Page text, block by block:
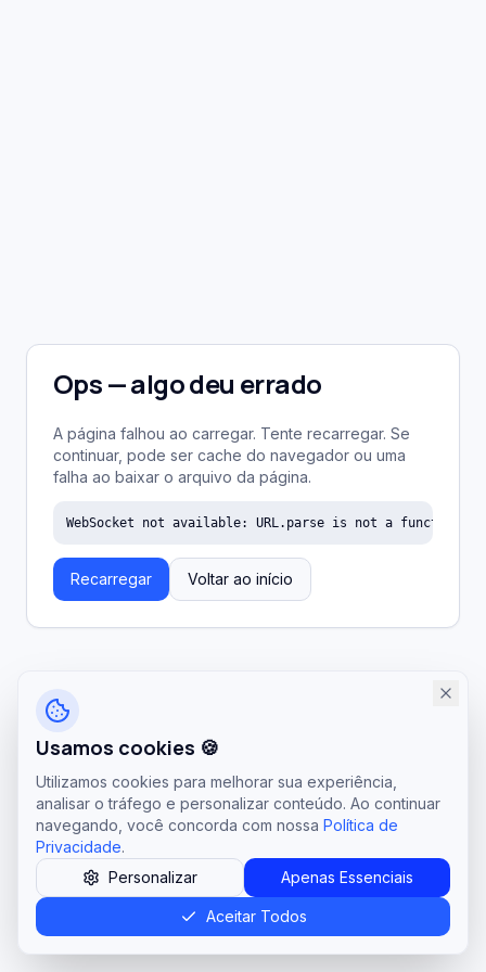
Ops — algo deu errado
A página falhou ao carregar. Tente recarregar. Se
continuar, pode ser cache do navegador ou uma
falha ao baixar o arquivo da página.
WebSocket not available: URL.parse is not a function
Recarregar Voltar ao início
Usamos cookies 🍪
Utilizamos cookies para melhorar sua experiência,
analisar o tráfego e personalizar conteúdo. Ao continuar
navegando, você concorda com nossa Política de
Privacidade.
Personalizar
Apenas Essenciais
Aceitar Todos